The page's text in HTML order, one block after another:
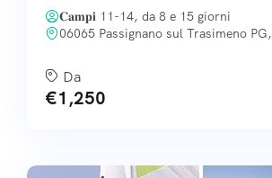
𝐂𝐚𝐦𝐩𝐢 11-14, da 8 e 15 giorni
06065 Passignano sul Trasimeno
Da
€1,250